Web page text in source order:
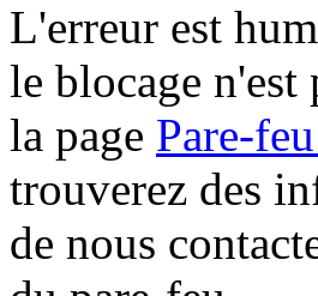
L'erreur est
le blocage
la page Pare-
trouverez des
de nous